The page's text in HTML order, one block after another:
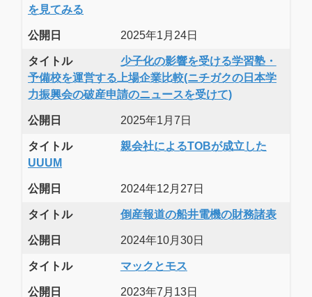
を見てみる
公開日 2025年1月24日
タイトル
少子化の影響を受ける学習塾・
予備校を運営する上場企業比較(ニチガクの日本学
力振興会の破産申請のニュースを受けて)
公開日 2025年1月7日
タイトル
親会社によるTOBが成立した
UUUM
公開日 2024年12月27日
タイトル 倒産報道の船井電機の財務諸表
公開日 2024年10月30日
タイトル マックとモス
公開日 2023年7月13日